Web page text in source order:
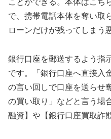
で、携帯電話本体を奪い取
ローンだけが残ってしまう
銀行口座を郵送するよう指
です。「銀行口座へ直接入
の言い回しで口座を送らせ
の買い取り」などと言う場
融資】や【銀行口座買取詐